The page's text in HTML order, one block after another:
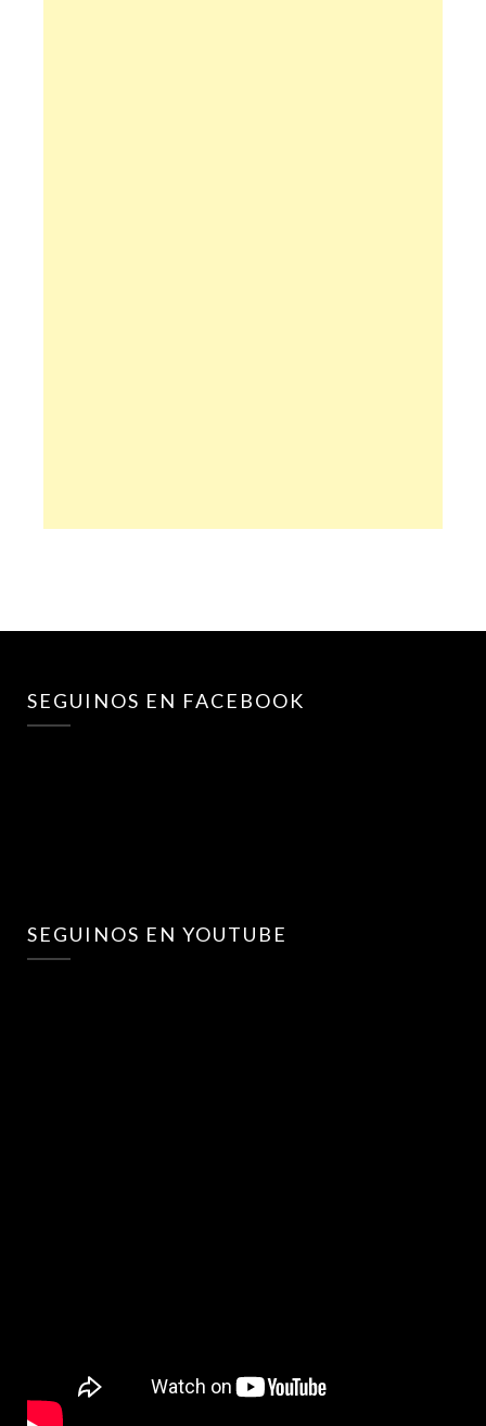
SEGUINOS EN FACEBOOK
SEGUINOS EN YOUTUBE